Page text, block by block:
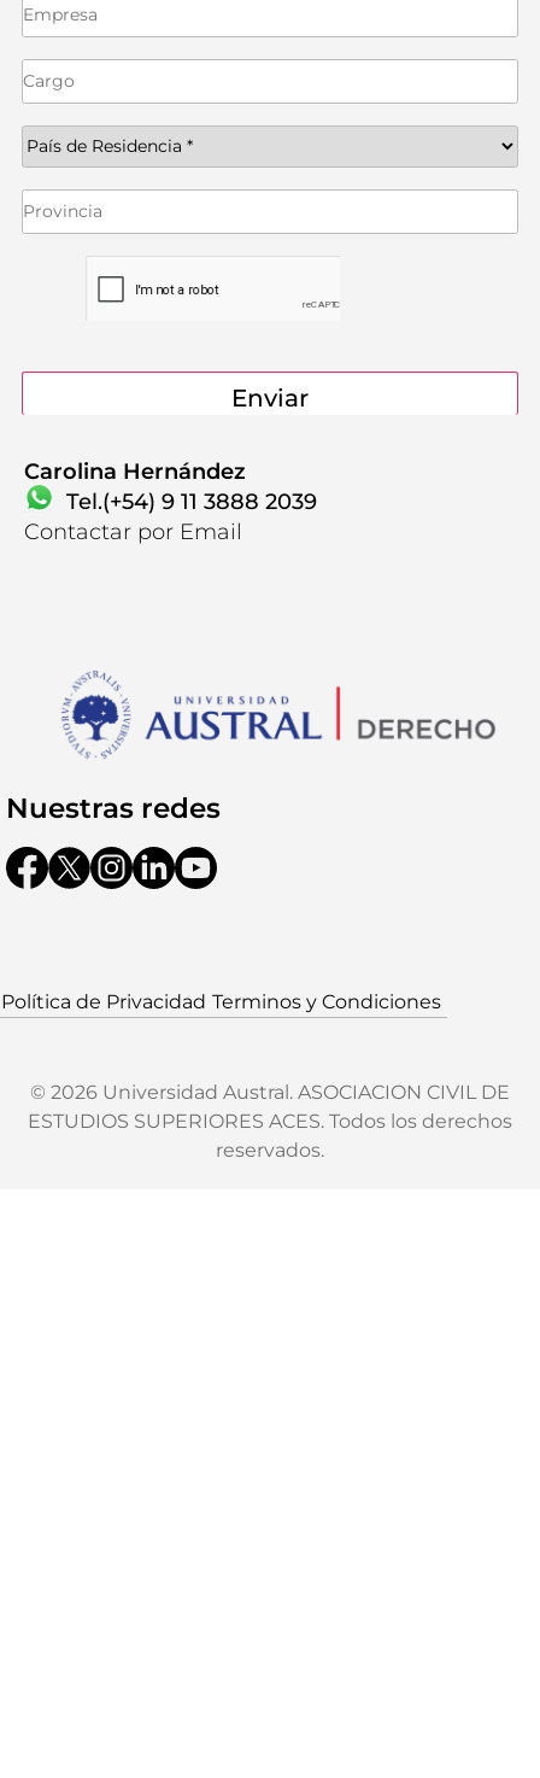
Contactanos
Carolina Hernández
Tel.(+54) 9 11 3888 2039
Contactar por Email
Nuestras redes
Política de Privacidad Terminos y Condiciones
© 2026 Universidad Austral. ASOCIACION CIVIL DE
ESTUDIOS SUPERIORES ACES. Todos los derechos
reservados.